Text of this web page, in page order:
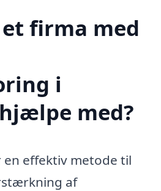
firma med
i
med?
effektiv metode til
af